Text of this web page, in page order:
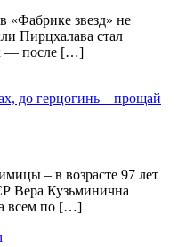
«Фабрике звезд» не
Пирцхалава стал
— после […]
до герцогинь – прощай
– в возрасте 97 лет
Вера Кузьминична
всем по […]